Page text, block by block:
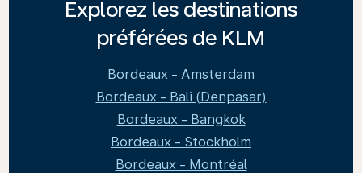
Explorez les destinations
préférées de KLM
Bordeaux - Amsterdam
Bordeaux - Bali (Denpasar)
Bordeaux - Bangkok
Bordeaux - Stockholm
Bordeaux - Montréal